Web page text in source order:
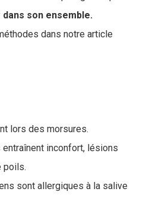
son ensemble.
dans notre article
lors des morsures.
inconfort, lésions
poils.
sont allergiques à la salive